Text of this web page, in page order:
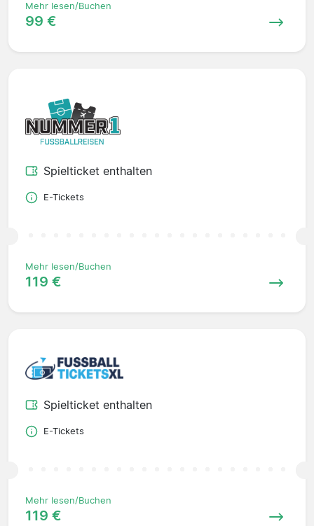
Mehr lesen/Buchen
99 €
Spielticket enthalten
E-Tickets
Mehr lesen/Buchen
119 €
Spielticket enthalten
E-Tickets
Mehr lesen/Buchen
119 €